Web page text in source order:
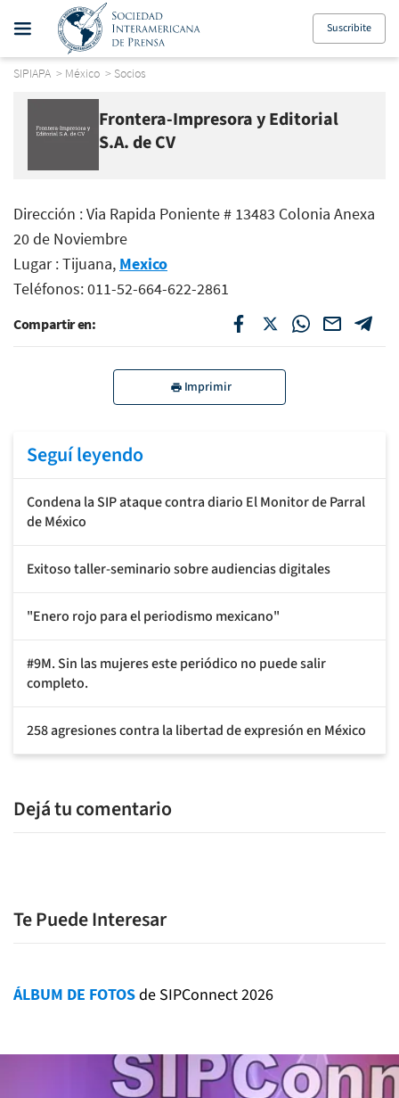
Suscribite
SIPIAPA > México > Socios
Frontera-Impresora y Editorial
S.A. de CV
Dirección : Via Rapida Poniente # 13483 Colonia Anexa
20 de Noviembre
Lugar : Tijuana, Mexico
Teléfonos: 011-52-664-622-2861
Compartir en:
Imprimir
Seguí leyendo
Condena la SIP ataque contra diario El Monitor de Parral
de México
Exitoso taller-seminario sobre audiencias digitales
"Enero rojo para el periodismo mexicano"
#9M. Sin las mujeres este periódico no puede salir
completo.
258 agresiones contra la libertad de expresión en México
Dejá tu comentario
Te Puede Interesar
ÁLBUM DE FOTOSde SIPConnect 2026